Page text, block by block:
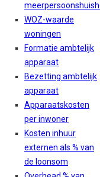
WOZ-waarde
woningen
Formatie ambtelijk
apparaat
Bezetting ambtelijk
apparaat
Apparaatskosten
per inwoner
Kosten inhuur
externen als % van
de loonsom